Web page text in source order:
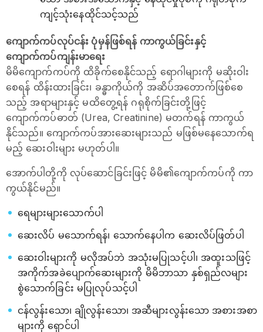
ကျင့်သုံးနေထိုင်သင့်သည်
ကျောက်ကပ်လုပ်ငန်း ပုံမှန်ဖြစ်ရန် ကာကွယ်ခြင်းနှင့်
ကျောက်ကပ်ကျန်းမာရေး
မိမိကျောက်ကပ်ကို ထိခိုက်စေနိုင်သည့် ရောဂါများကို မဆိုးဝါး
စေရန် ထိန်းထားခြင်း၊ ခန္ဓာကိုယ်ကို အဆိပ်အတောက်ဖြစ်စေ
သည့် အရာများနှင့် မထိတွေ့ရန် ဂရုစိုက်ခြင်းတို့ဖြင့်
ကျောက်ကပ်ဓာတ် (Urea, Creatinine) မတက်ရန် ကာကွယ်
နိုင်သည်။ ကျောက်ကပ်အားဆေးများသည် မဖြစ်မနေသောက်ရ
မည့် ဆေးဝါးများ မဟုတ်ပါ။
အောက်ပါတို့ကို လုပ်ဆောင်ခြင်းဖြင့် မိမိ၏ကျောက်ကပ်ကို ကာ
ကွယ်နိုင်မည်။
ရေများများသောက်ပါ
ဆေးလိပ် မသောက်ရန်၊ သောက်နေပါက ဆေးလိပ်ဖြတ်ပါ
ဆေးဝါးများကို မလိုအပ်ဘဲ အသုံးမပြုသင့်ပါ၊ အထူးသဖြင့်
အကိုက်အခဲပျောက်ဆေးများကို မိမိဘာသာ နှစ်ရှည်လများ
စွဲသောက်ခြင်း မပြုလုပ်သင့်ပါ
ငန်လွန်းသော၊ ချိုလွန်းသော၊ အဆီများလွန်းသော အစားအစာ
များကို ရှောင်ပါ